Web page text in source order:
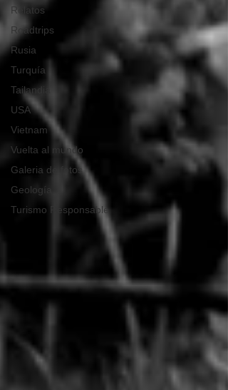
Relatos
Roadtrips
Rusia
Turquía
Tailandia
USA
Vietnam
Vuelta al mundo
Galeria de fotos
Geología
Turismo Responsable